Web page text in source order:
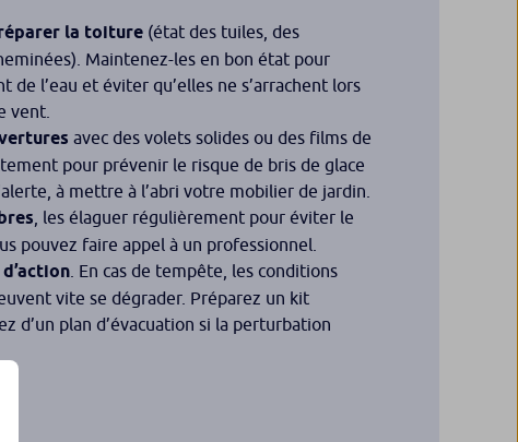
la toiture (état des tuiles, des
Maintenez-les en bon état pour
de l’eau et éviter qu’elles ne s’arrachent lors
vent.
avec des volets solides ou des films de
pour prévenir le risque de bris de glace
à mettre à l’abri votre mobilier de jardin.
, les élaguer régulièrement pour éviter le
pouvez faire appel à un professionnel.
. En cas de tempête, les conditions
vite se dégrader. Préparez un kit
d’un plan d’évacuation si la perturbation